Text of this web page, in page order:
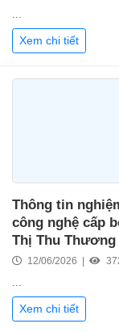
...
Xem chi tiết
Thông tin
công nghệ cấp
Thị Thu Thương
12/06/2026 |
...
Xem chi tiết